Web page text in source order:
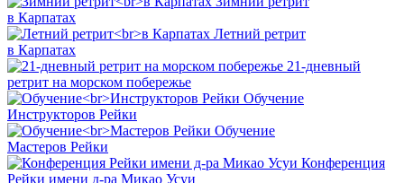
в Карпатах
Летний ретрит
в Карпатах
21-дневный
ретрит на морском побережье
Обучение
Инструкторов Рейки
Обучение
Мастеров Рейки
Конференция
Рейки имени д-ра Микао Усуи